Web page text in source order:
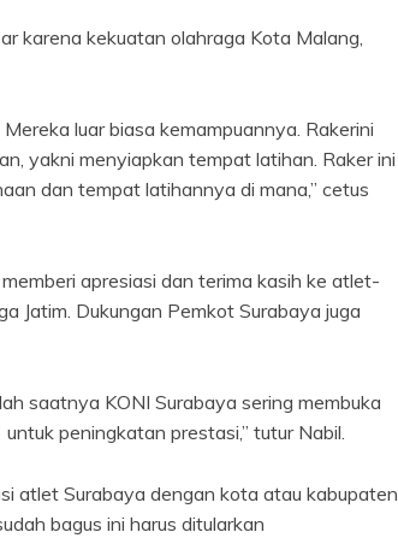
karena kekuatan olahraga Kota Malang,
luar biasa kemampuannya. Rakerini
yakni menyiapkan tempat latihan. Raker ini
dan tempat latihannya di mana,” cetus
apresiasi dan terima kasih ke atlet-
Jatim. Dukungan Pemkot Surabaya juga
saatnya KONI Surabaya sering membuka
peningkatan prestasi,” tutur Nabil.
atlet Surabaya dengan kota atau kabupaten
bagus ini harus ditularkan